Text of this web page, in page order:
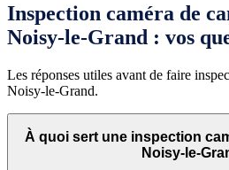
Inspection caméra de
Noisy-le-Grand : vos
Les réponses utiles avant de faire
Noisy-le-Grand.
À quoi sert une inspection
Noisy-le-